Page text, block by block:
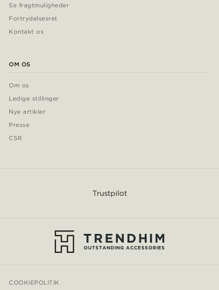
Se fragtmuligheder
Fortrydelsesret
Kontakt os
OM OS
Om os
Ledige stillinger
Nye artikler
Presse
CSR
Trustpilot
COOKIEPOLITIK